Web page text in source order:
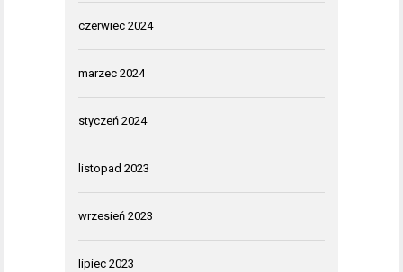
czerwiec 2024
marzec 2024
styczeń 2024
listopad 2023
wrzesień 2023
lipiec 2023